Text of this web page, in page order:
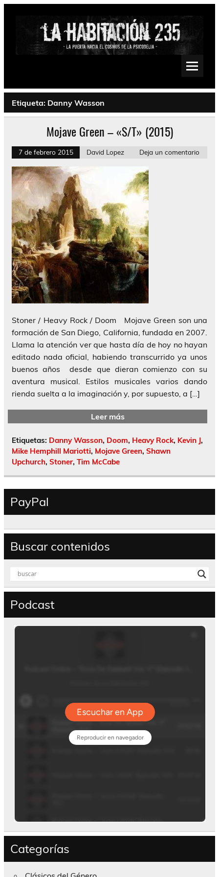
Saltar
Psychedelic, Stoner, Doom, Sludge, Fuzz, Space, Drone
Etiqueta: Danny Wasson
Mojave Green – «S/T» (2015)
7 de febrero 2015 David Lopez Deja un comentario
Stoner / Heavy Rock / Doom Mojave Green son una
formación de San Diego, California, fundada en 2007.
Llama la atención ver que hasta día de hoy no hayan
editado nada oficial, habiendo transcurrido ya unos
buenos años desde que dieran comienzo con su
aventura musical. Estilos musicales varios dando
rienda suelta a la imaginación y, por supuesto, a […]
Leer más
Etiquetas: Danny Wasson, Doom, Heavy Rock, Kevin J,
Mike Hemphill Mariotti, Mojave Green, Shawn
Upchurch, Stoner, Tim McCabe
PayPal
Buscar contenidos
Podcast
Categorías